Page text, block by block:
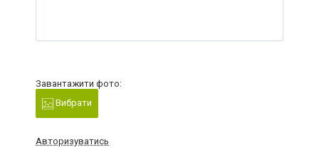
Завантажити фото:
Вибрати
Авторизуватись